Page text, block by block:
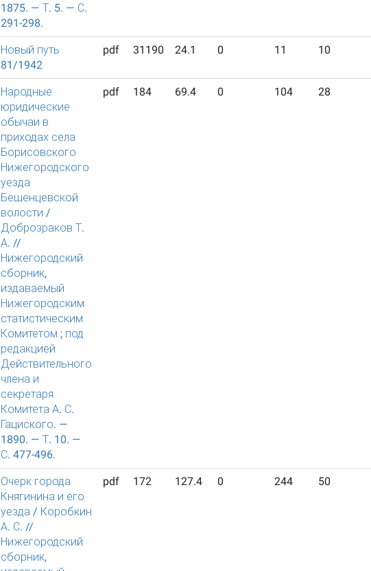
1875. — Т. 5. — С.
291-298.
Новый путь
81/1942
pdf 31190 24.1 0 11 10
Народные
юридические
обычаи в
приходах села
Борисовского
Нижегородского
уезда
Бешенцевской
волости /
Доброзраков Т.
А. //
Нижегородский
сборник,
издаваемый
Нижегородским
статистическим
Комитетом ; под
редакцией
Действительного
члена и
секретаря
Комитета А. С.
Гациского. —
1890. — Т. 10. —
С. 477-496.
pdf 184 69.4 0 104 28
Очерк города
Княгинина и его
уезда / Коробкин
А. С. //
Нижегородский
сборник,
pdf 172 127.4 0 244 50